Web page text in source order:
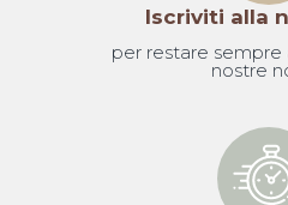
Iscriviti alla
per restare sempre
nostre